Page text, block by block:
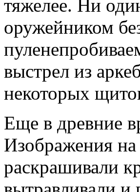
тяжелее. Ни
оружейником
выстрел из
некоторых
Еще в древние
Изображения
раскрашивали